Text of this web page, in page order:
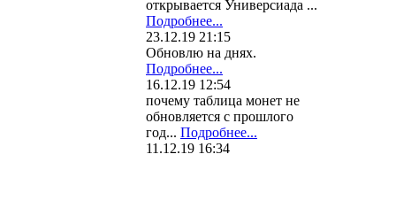
открывается Универсиада ...
Подробнее...
23.12.19 21:15
Обновлю на днях.
Подробнее...
16.12.19 12:54
почему таблица монет не
обновляется с прошлого
год... Подробнее...
11.12.19 16:34